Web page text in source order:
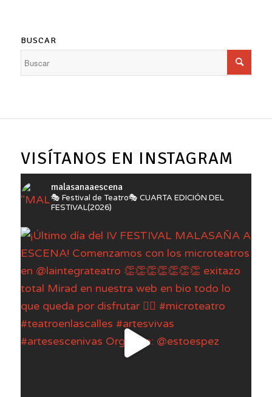
BUSCAR
VISÍTANOS EN INSTAGRAM
malasanaaescena
🎭 Festival de Teatro🎭 CUARTA EDICIÓN DEL
FESTIVAL(2026)